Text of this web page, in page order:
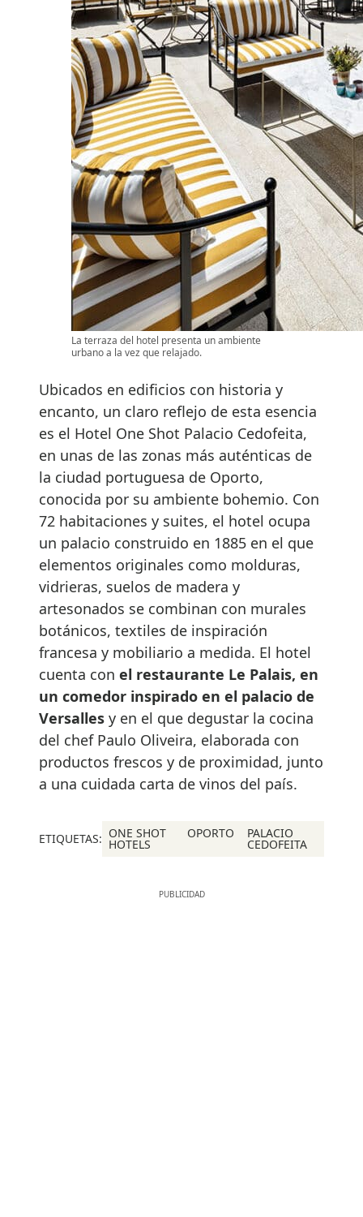
La terraza del hotel presenta un ambiente
urbano a la vez que relajado.
Ubicados en edificios con historia y
encanto, un claro reflejo de esta esencia
es el Hotel One Shot Palacio Cedofeita,
en unas de las zonas más auténticas de
la ciudad portuguesa de Oporto,
conocida por su ambiente bohemio. Con
72 habitaciones y suites, el hotel ocupa
un palacio construido en 1885 en el que
elementos originales como molduras,
vidrieras, suelos de madera y
artesonados se combinan con murales
botánicos, textiles de inspiración
francesa y mobiliario a medida. El hotel
cuenta con el restaurante Le Palais, en
un comedor inspirado en el palacio de
Versalles y en el que degustar la cocina
del chef Paulo Oliveira, elaborada con
productos frescos y de proximidad, junto
a una cuidada carta de vinos del país.
ETIQUETAS: ONE SHOT
HOTELS
OPORTO PALACIO
CEDOFEITA